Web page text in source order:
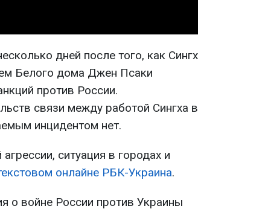
дней после того, как Сингх
Белого дома Джен Псаки
против России.
связи между работой Сингха в
инцидентом нет.
ситуация в городах и
онлайне РБК-Украина.
о войне России против Украины